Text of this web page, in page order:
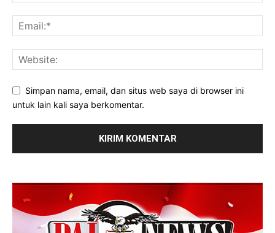
Simpan nama, email, dan situs web saya di browser ini
untuk lain kali saya berkomentar.